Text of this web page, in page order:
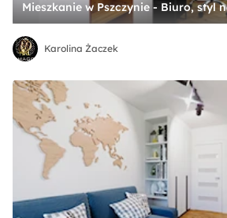
Karolina Żaczek